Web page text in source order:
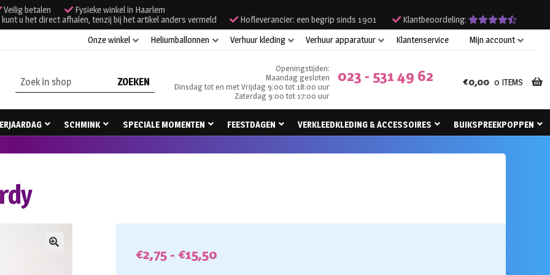
Veilig betalen
Fysieke winkel in Haarlem
u het direct afhalen, tenzij bij het artikel anders vermeld
Hofleverancier: een begrip sinds 1901
Klantbeoordeling:
Onze winkel
Heliumballonnen Verhuur kleding Verhuur apparatuur Klantenservice Mijn account
Zoeken
naar:
Openingstijden:
Maandag gesloten
Dinsdag tot en met Vrijdag 9:00 tot 18:00 uur
Zaterdag 9:00 tot 17:00 uur
023 - 531 49 62 €0,00 0 ITEMS
SCHMINK SPECIALE MOMENTEN FEESTDAGEN VERKLEEDKLEDING & ACCESSOIRES
BUIKSPREEKPOPPEN
€2,75 - €15,50Prijsklasse: